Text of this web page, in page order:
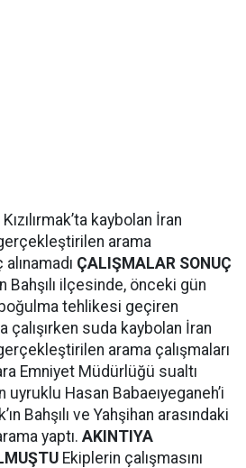
kaybolan İran
arama
ÇALIŞMALAR SONUÇ
Bahşılı ilçesinde, önceki gün
boğulma tehlikesi geçiren
çalışırken suda kaybolan İran
arama çalışmaları
Emniyet Müdürlüğü sualtı
Hasan Babaeıyeganeh’i
Bahşılı ve Yahşihan arasındaki
yaptı. AKINTIYA
Ekiplerin çalışmasını